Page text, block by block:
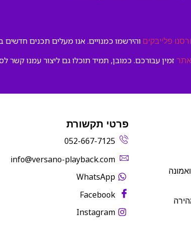
פלייבקים והירשמו כמנויים. אנו מעלים תכנים חדשים
זמין עבורכם. כמובן, תמיד תוכלו גם ליצור עמנו קשר
פרטי תקשורת
052-667-7125
‫info@versano-playback.com‬
WhatsApp
Facebook
Instagram